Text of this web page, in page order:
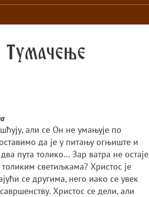
Тумачење
али се Он не умањује по
да је у питању огњиште и
пута толико… Зар ватра не остаје
светиљкама? Христос је
се другима, него иако се увек
Христос се дели, али